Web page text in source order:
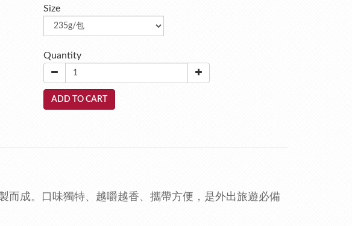
Size
Quantity
ADD TO CART
而成。口味獨特、越嚼越香、攜帶方便，是外出旅遊必備